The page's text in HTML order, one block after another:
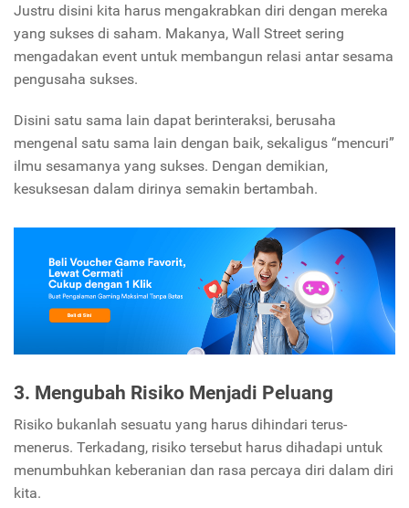
Justru disini kita harus mengakrabkan diri dengan mereka
yang sukses di saham. Makanya, Wall Street sering
mengadakan event untuk membangun relasi antar sesama
pengusaha sukses.
Disini satu sama lain dapat berinteraksi, berusaha
mengenal satu sama lain dengan baik, sekaligus “mencuri”
ilmu sesamanya yang sukses. Dengan demikian,
kesuksesan dalam dirinya semakin bertambah.
3. Mengubah Risiko Menjadi Peluang
Risiko bukanlah sesuatu yang harus dihindari terus-
menerus. Terkadang, risiko tersebut harus dihadapi untuk
menumbuhkan keberanian dan rasa percaya diri dalam diri
kita.